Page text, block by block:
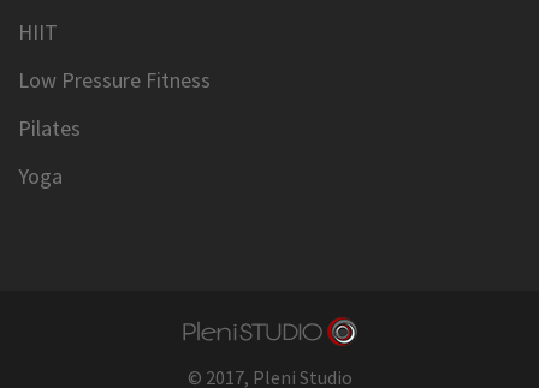
HIIT
Low Pressure Fitness
Pilates
Yoga
© 2017, Pleni Studio